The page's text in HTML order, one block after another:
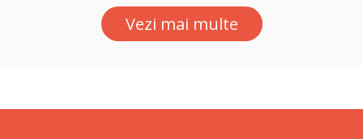
Vezi mai multe